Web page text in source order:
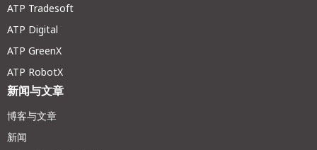
ATP Tradesoft
ATP Digital
ATP GreenX
ATP RobotX
新闻与文章
博客与文章
新闻